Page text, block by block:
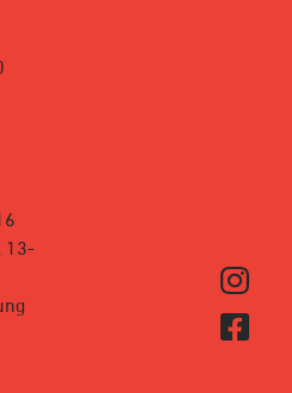
13-